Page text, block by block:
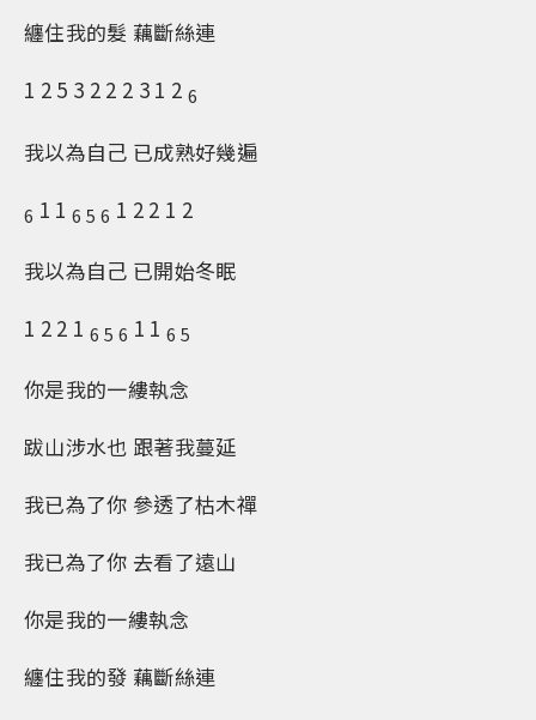
纏住我的髮 藕斷絲連
1 2 5 3 2 2 2 3 1 2 6
我以為自己 已成熟好幾遍
6 1 16 5 6 1 2 2 1 2
我以為自己 已開始冬眠
1 2 2 1 6 5 6 1 16 5
你是我的一縷執念
跋山涉水也 跟著我蔓延
我已為了你 參透了枯木禪
我已為了你 去看了遠山
你是我的一縷執念
纏住我的發 藕斷絲連